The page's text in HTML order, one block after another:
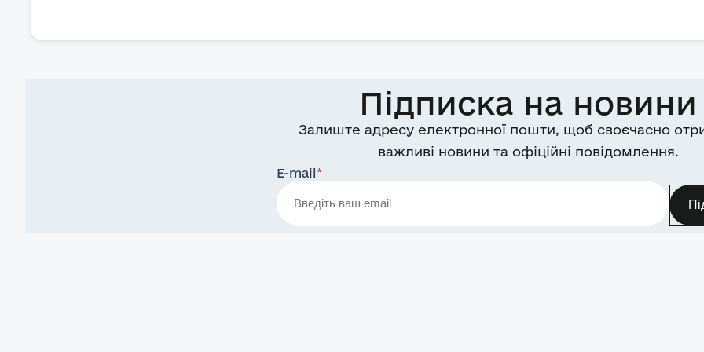
Підписка на новини
Залиште адресу електронної пошти, щоб своєчасно
важливі новини та офіційні повідомлення.
E-mail*